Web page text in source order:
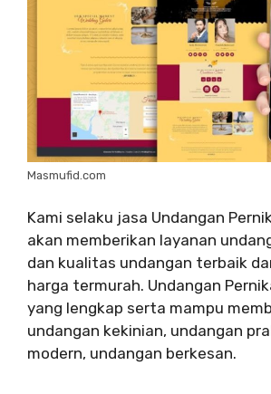
Masmufid.com
Kami selaku jasa Undangan
akan memberikan layanan
dan kualitas undangan terbaik
harga termurah. Undangan
yang lengkap serta mampu
undangan kekinian, undangan
modern, undangan berkesan.